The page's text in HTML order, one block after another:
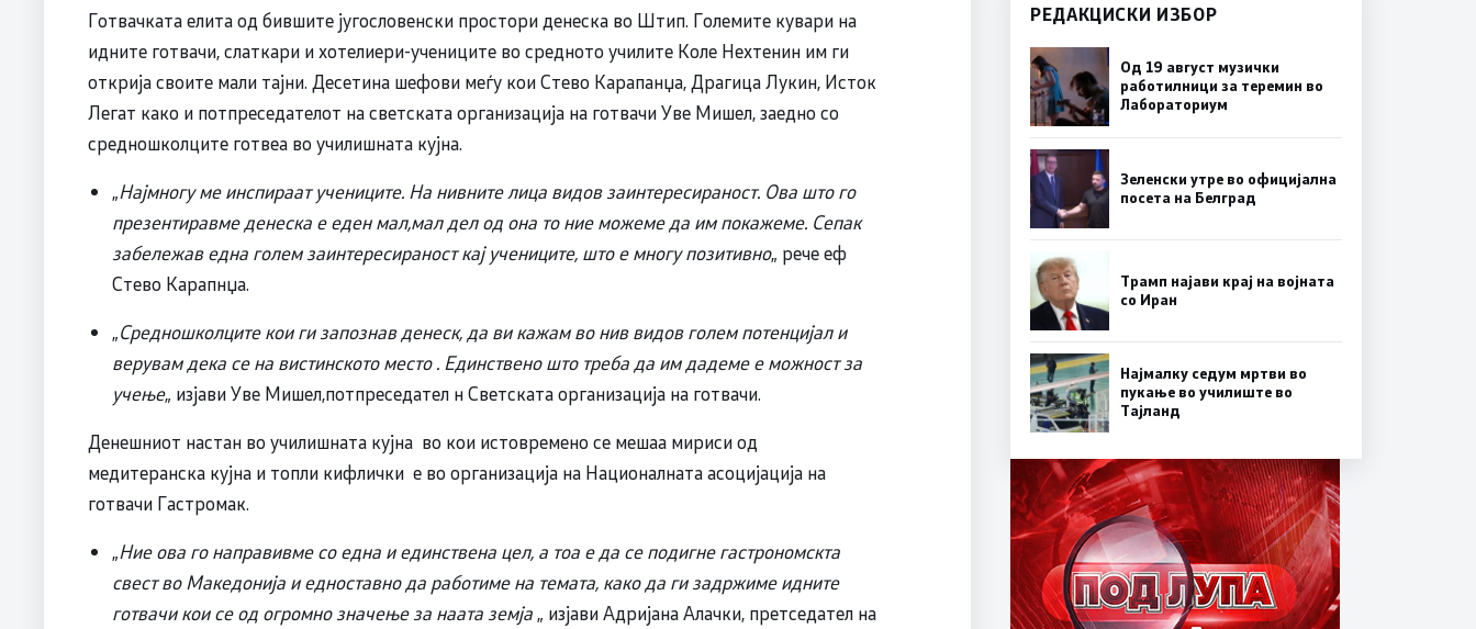
Готвачката елита од бившите југословенски простори денеска во Штип. Големите кувари на
идните готвачи, слаткари и хотелиери-учениците во средното училите Коле Нехтенин им ги
открија своите мали тајни. Десетина шефови меѓу кои Стево Карапанџа, Драгица Лукин, Исток
Легат како и потпреседателот на светската организација на готвачи Уве Мишел, заедно со
средношколците готвеа во училишната кујна.
„Најмногу ме инспираат учениците. На нивните лица видов заинтересираност. Ова што го
презентиравме денеска е еден мал,мал дел од она то ние можеме да им покажеме. Сепак
забележав една голем заинтересираност кај учениците, што е многу позитивно„ рече еф
Стево Карапнџа.
„Средношколците кои ги запознав денеск, да ви кажам во нив видов голем потенцијал и
верувам дека се на вистинското место . Единствено што треба да им дадеме е можност за
учење„ изјави Уве Мишел,потпреседател н Светската организација на готвачи.
Денешниот настан во училишната кујна во кои истовремено се мешаа мириси од
медитеранска кујна и топли кифлички е во организација на Националната асоцијација на
готвачи Гастромак.
„Ние ова го направивме со една и единствена цел, а тоа е да се подигне гастрономскта
свест во Македонија и едноставно да работиме на темата, како да ги задржиме идните
готвачи кои се од огромно значење за наата земја „ изјави Адријана Алачки, претседател на
РЕДАКЦИСКИ ИЗБОР
Од 19 август музички
работилници за теремин во
Лабораториум
Зеленски утре во официјална
посета на Белград
Трамп најави крај на војната
со Иран
Најмалку седум мртви во
пукање во училиште во
Тајланд